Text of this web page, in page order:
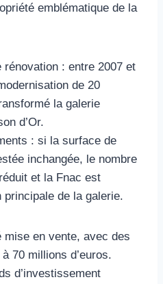
emblématique de la
: entre 2007 et
de 20
la galerie
d’Or.
: si la surface de
inchangée, le nombre
et la Fnac est
principale de la galerie.
mise en vente, avec des
70 millions d’euros.
d’investissement